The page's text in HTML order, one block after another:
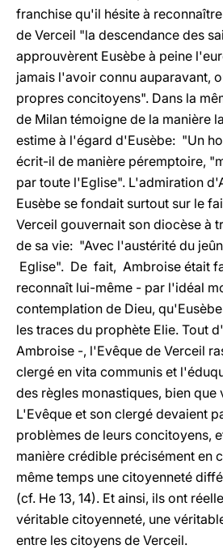
franchise qu'il hésite à
de Verceil "la descendance des
approuvèrent Eusèbe à peine
jamais l'avoir connu auparavant,
propres concitoyens". Dans la
de Milan témoigne de la manière
estime à l'égard d'Eusèbe: "Un
écrit-il de manière péremptoire,
par toute l'Eglise". L'admiration
Eusèbe se fondait surtout sur le
Verceil gouvernait son diocèse à
de sa vie: "Avec l'austérité du
Eglise". De fait, Ambroise était
reconnaît lui-même - par l'idéal
contemplation de Dieu,
les traces du prophète Elie. Tout
Ambroise -, l'Evêque de Verceil
clergé en vita communis et
des règles monastiques, bien que
L'Evêque et son clergé devaient
problèmes de leurs concitoyens,
manière crédible précisément en
même temps une citoyenneté
(cf. He 13, 14). Et ainsi, ils ont
véritable citoyenneté, une
entre les citoyens de Verceil.